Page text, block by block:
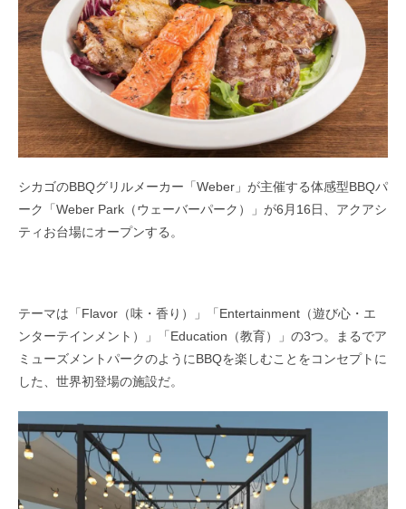
シカゴのBBQグリルメーカー「Weber」が主催する体感型BBQパ
ーク「Weber Park（ウェーバーパーク）」が6月16日、アクアシ
ティお台場にオープンする。
テーマは「Flavor（味・香り）」「Entertainment（遊び心・エ
ンターテインメント）」「Education（教育）」の3つ。まるでア
ミューズメントパークのようにBBQを楽しむことをコンセプトに
した、世界初登場の施設だ。